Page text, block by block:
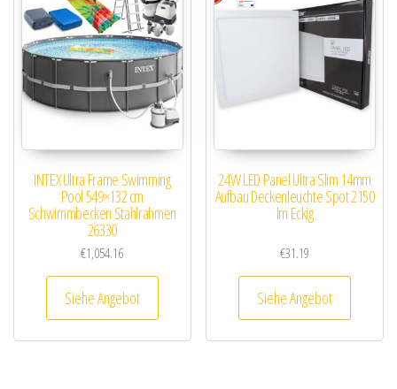
INTEX Ultra Frame Swimming
Pool 549×132 cm
Schwimmbecken Stahlrahmen
26330
€1,054.16
Siehe Angebot
24W LED Panel Ultra Slim 14mm
Aufbau Deckenleuchte Spot 2150
lm Eckig
€31.19
Siehe Angebot